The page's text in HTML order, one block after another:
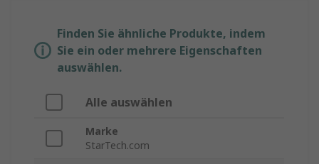
Finden Sie ähnliche Produkte, indem
Sie ein oder mehrere Eigenschaften
auswählen.
Alle auswählen
Marke
StarTech.com